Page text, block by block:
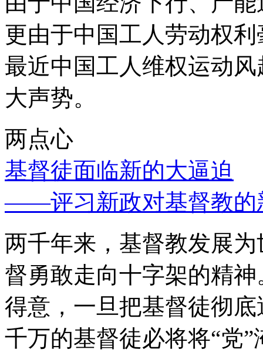
更由于中国工人劳动权
最近中国工人维权运动
大声势。
两点心
基督徒面临新的大逼迫
——评习新政对基督教的
两千年来，基督教发展
督勇敢走向十字架的精
得意，一旦把基督徒彻
千万的基督徒必将将“党”